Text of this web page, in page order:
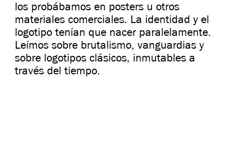
los probábamos en posters u otros
materiales comerciales. La identidad y el
logotipo tenían que nacer paralelamente.
Leímos sobre brutalismo, vanguardias y
sobre logotipos clásicos, inmutables a
través del tiempo.